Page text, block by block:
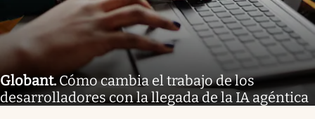
Globant. Cómo cambia el trabajo de los
desarrolladores con la llegada de la IA agéntica